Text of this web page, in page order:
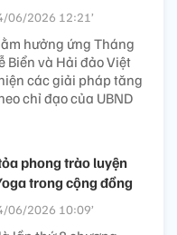
06/2026 12:21’
hưởng ứng Tháng
Biển và Hải đảo Việt
các giải pháp tăng
chỉ đạo của UBND
phong trào luyện
trong cộng đồng
06/2026 10:09’